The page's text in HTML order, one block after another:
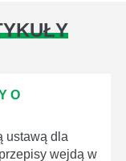
O
ustawą dla
wejdą w